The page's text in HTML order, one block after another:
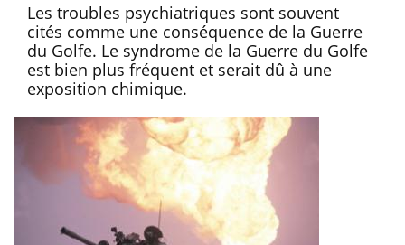
Les troubles psychiatriques sont souvent
cités comme une conséquence de la Guerre
du Golfe. Le syndrome de la Guerre du Golfe
est bien plus fréquent et serait dû à une
exposition chimique.